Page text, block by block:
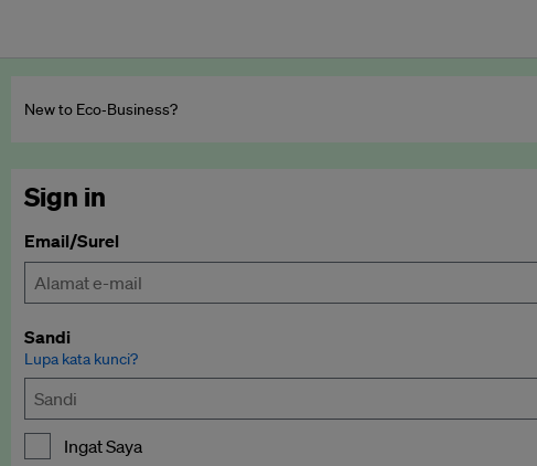
New to Eco‑Business?
Sign in
Email/Surel
Sandi
Lupa kata kunci?
Ingat Saya